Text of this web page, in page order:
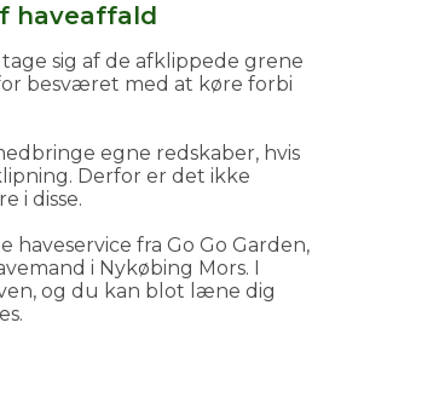
haveaffald
sig af de afklippede grene
besværet med at køre forbi
egne redskaber, hvis
Derfor er det ikke
i disse.
haveservice fra Go Go Garden,
i Nykøbing Mors. I
og du kan blot læne dig